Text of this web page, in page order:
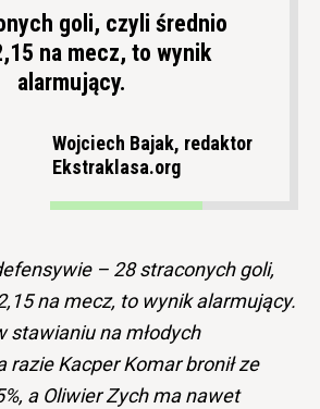
goli, czyli średnio
na mecz, to wynik
alarmujący.
Wojciech Bajak, redaktor
Ekstraklasa.org
– 28 straconych goli,
na mecz, to wynik alarmujący.
stawianiu na młodych
razie Kacper Komar bronił ze
a Oliwier Zych ma nawet